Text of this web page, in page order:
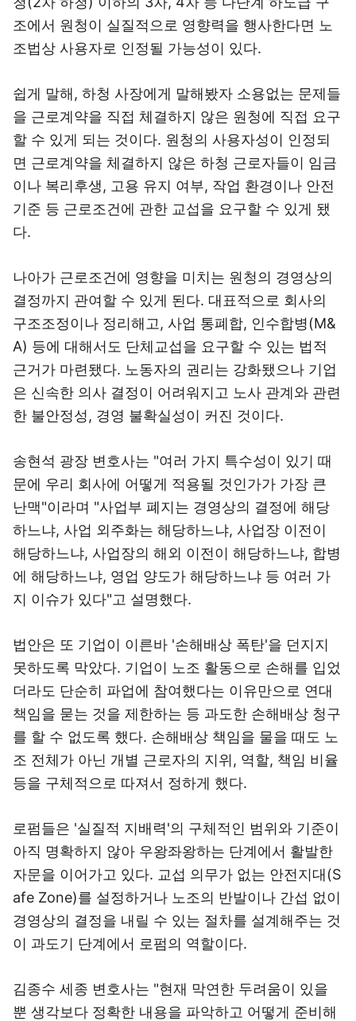
조에서 원청이 실질적으로 영향력을 행사한다면 노
조법상 사용자로 인정될 가능성이 있다.
쉽게 말해, 하청 사장에게 말해봤자 소용없는 문제들
을 근로계약을 직접 체결하지 않은 원청에 직접 요구
할 수 있게 되는 것이다. 원청의 사용자성이 인정되
면 근로계약을 체결하지 않은 하청 근로자들이 임금
이나 복리후생, 고용 유지 여부, 작업 환경이나 안전
기준 등 근로조건에 관한 교섭을 요구할 수 있게 됐
다.
나아가 근로조건에 영향을 미치는 원청의 경영상의
결정까지 관여할 수 있게 된다. 대표적으로 회사의
구조조정이나 정리해고, 사업 통폐합, 인수합병(M&
A) 등에 대해서도 단체교섭을 요구할 수 있는 법적
근거가 마련됐다. 노동자의 권리는 강화됐으나 기업
은 신속한 의사 결정이 어려워지고 노사 관계와 관련
한 불안정성, 경영 불확실성이 커진 것이다.
송현석 광장 변호사는 "여러 가지 특수성이 있기 때
문에 우리 회사에 어떻게 적용될 것인가가 가장 큰
난맥"이라며 "사업부 폐지는 경영상의 결정에 해당
하느냐, 사업 외주화는 해당하느냐, 사업장 이전이
해당하느냐, 사업장의 해외 이전이 해당하느냐, 합병
에 해당하느냐, 영업 양도가 해당하느냐 등 여러 가
지 이슈가 있다"고 설명했다.
법안은 또 기업이 이른바 '손해배상 폭탄'을 던지지
못하도록 막았다. 기업이 노조 활동으로 손해를 입었
더라도 단순히 파업에 참여했다는 이유만으로 연대
책임을 묻는 것을 제한하는 등 과도한 손해배상 청구
를 할 수 없도록 했다. 손해배상 책임을 물을 때도 노
조 전체가 아닌 개별 근로자의 지위, 역할, 책임 비율
등을 구체적으로 따져서 정하게 했다.
로펌들은 '실질적 지배력'의 구체적인 범위와 기준이
아직 명확하지 않아 우왕좌왕하는 단계에서 활발한
자문을 이어가고 있다. 교섭 의무가 없는 안전지대(S
afe Zone)를 설정하거나 노조의 반발이나 간섭 없이
경영상의 결정을 내릴 수 있는 절차를 설계해주는 것
이 과도기 단계에서 로펌의 역할이다.
김종수 세종 변호사는 "현재 막연한 두려움이 있을
뿐 생각보다 정확한 내용을 파악하고 어떻게 준비해